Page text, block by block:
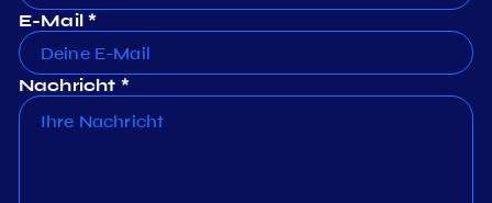
E-Mail *
Nachricht *